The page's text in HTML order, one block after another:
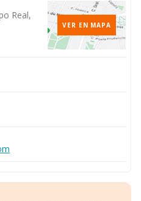
Real,
VER EN MAPA